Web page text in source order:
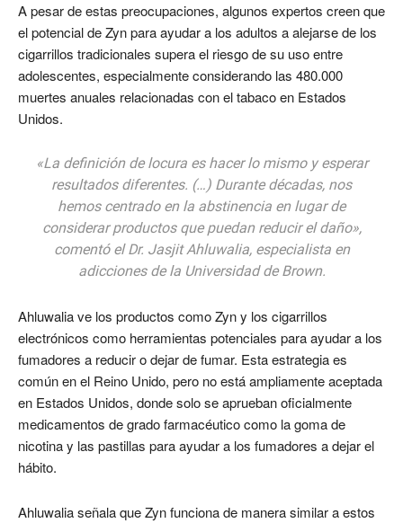
A pesar de estas preocupaciones, algunos expertos creen que
el potencial de Zyn para ayudar a los adultos a alejarse de los
cigarrillos tradicionales supera el riesgo de su uso entre
adolescentes, especialmente considerando las 480.000
muertes anuales relacionadas con el tabaco en Estados
Unidos.
«La definición de locura es hacer lo mismo y esperar
resultados diferentes. (…) Durante décadas, nos
hemos centrado en la abstinencia en lugar de
considerar productos que puedan reducir el daño»,
comentó el Dr. Jasjit Ahluwalia, especialista en
adicciones de la Universidad de Brown.
Ahluwalia ve los productos como Zyn y los cigarrillos
electrónicos como herramientas potenciales para ayudar a los
fumadores a reducir o dejar de fumar. Esta estrategia es
común en el Reino Unido, pero no está ampliamente aceptada
en Estados Unidos, donde solo se aprueban oficialmente
medicamentos de grado farmacéutico como la goma de
nicotina y las pastillas para ayudar a los fumadores a dejar el
hábito.
Ahluwalia señala que Zyn funciona de manera similar a estos